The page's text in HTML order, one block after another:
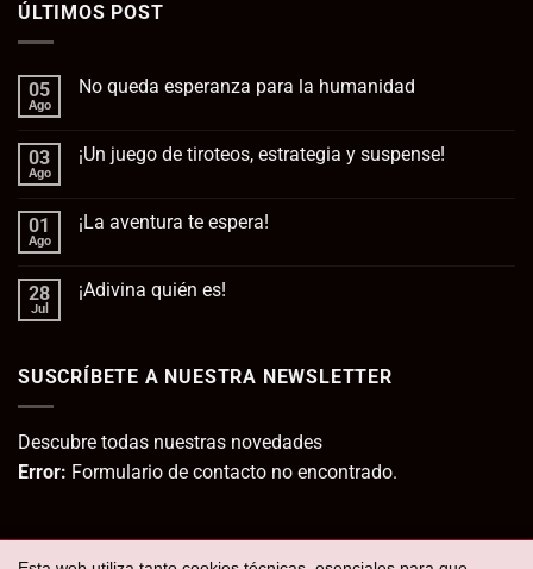
ÚLTIMOS POST
05
Ago
No queda esperanza para la humanidad
en
para
la
03
Ago
¡Un juego de tiroteos, estrategia y suspense!
en
tiroteos,
estrategia
01
Ago
¡La aventura te espera!
en
28
Jul
¡Adivina quién es!
¡Adivina
SUSCRÍBETE A NUESTRA NEWSLETTER
Descubre todas nuestras novedades
Error: Formulario de contacto no encontrado.